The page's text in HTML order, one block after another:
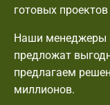
готовых
Наши менеджеры
предложат
предлагаем
миллионов.